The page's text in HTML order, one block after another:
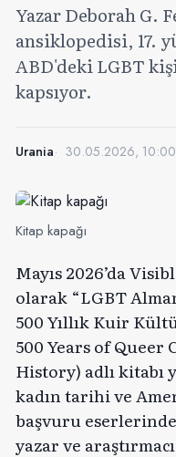
Yazar Deborah G.
ansiklopedisi, 17.
ABD'deki LGBT
kapsıyor.
Urania 30.05.2026, 10:00
Kitap kapağı
Mayıs 2026’da
olarak “LGBT
500 Yıllık Kuir
500 Years of
History) adlı kitabı
kadın tarihi ve
başvuru
yazar ve